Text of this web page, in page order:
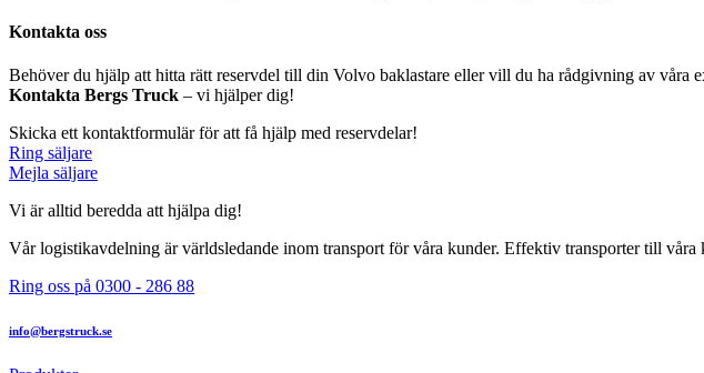
Kontakta oss
Behöver du hjälp att hitta rätt reservdel till din Volvo baklastare eller vill du ha rådgivning av våra
Kontakta Bergs Truck – vi hjälper dig!
Skicka ett kontaktformulär för att få hjälp med reservdelar!
Ring säljare
Mejla säljare
Vi är alltid beredda att hjälpa dig!
Vår logistikavdelning är världsledande inom transport för våra kunder. Effektiv transporter till
Ring oss på 0300 - 286 88
info@bergstruck.se